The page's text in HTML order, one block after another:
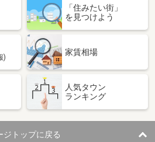
「住みたい街」
を見つけよう
)
家賃相場
人気タウン
ランキング
ジトップに戻る